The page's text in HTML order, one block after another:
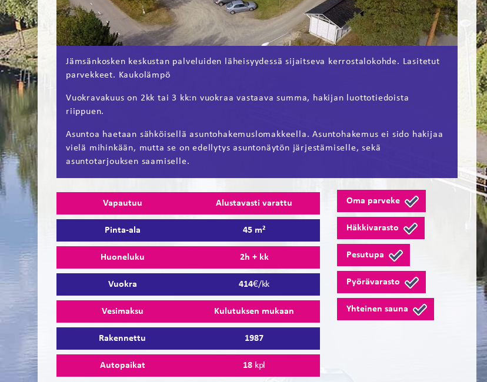
Jämsänkosken keskustan palveluiden läheisyydessä sijaitseva kerrostalokohde. Lasitetut
parvekkeet. Kaukolämpö
Vuokravakuus on 2kk tai 3 kk:n vuokraa vastaava summa, hakijan luottotiedoista
riippuen.
Asuntoa haetaan sähköisellä asuntohakemuslomakkeella. Asuntohakemus ei sido hakijaa
vielä mihinkään, mutta se on edellytys asuntonäytön järjestämiselle, sekä
asuntotarjouksen saamiselle.
Vapautuu Alustavasti varattu
Pinta-ala 45 m²
Huoneluku 2h + kk
Vuokra 414€/kk
Vesimaksu Kulutuksen mukaan
Rakennettu 1987
Autopaikat 18kpl
Oma parveke
Häkkivarasto
Pesutupa
Pyörävarasto
Yhteinen sauna